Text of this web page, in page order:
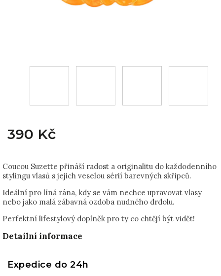
390 Kč
Coucou Suzette přináší radost a originalitu do každodenního
stylingu vlasů s jejich veselou sérií barevných skřipců.
Ideální pro líná rána, kdy se vám nechce upravovat vlasy
nebo jako malá zábavná ozdoba nudného drdolu.
Perfektní lifestylový doplněk pro ty co chtějí být vidět!
Detailní informace
Expedice do 24h